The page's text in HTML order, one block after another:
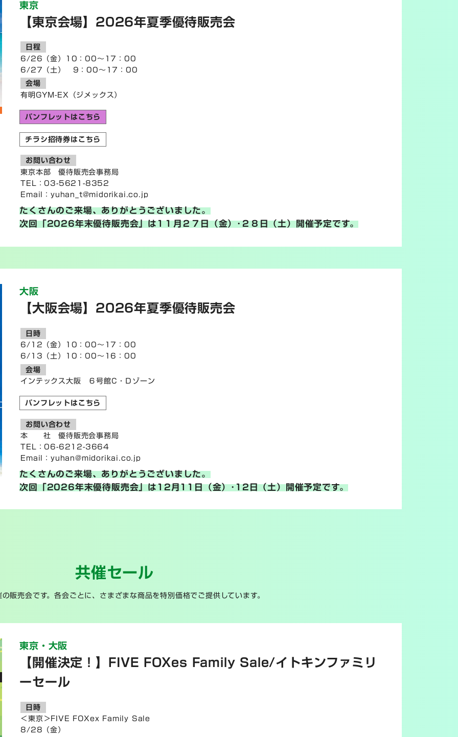
東京
【東京会場】2026年夏季優待販売会
日程
6/26（金）10：00～17：00
6/27（土） 9：00～17：00
会場
有明GYM-EX（ジメックス）
パンフレットはこちら
チラシ招待券はこちら
お問い合わせ
東京本部 優待販売会事務局
TEL：03-5621-8352
Email：yuhan_t@midorikai.co.jp
たくさんのご来場、ありがとうございました。
次回「2026年末優待販売会」は1１月２７日（金）･２８日（土）開催予定です。
大阪
【大阪会場】2026年夏季優待販売会
日時
6/12（金）10：00～17：00
6/13（土）10：00～16：00
会場
インテックス大阪 ６号館C・Ｄゾーン
パンフレットはこちら
お問い合わせ
本 社 優待販売会事務局
TEL：06-6212-3664
Email：yuhan@midorikai.co.jp
たくさんのご来場、ありがとうございました。
次回「2026年末優待販売会」は12月11日（金）･12日（土）開催予定です。
共催セール
販売会です。各会ごとに、さまざまな商品を特別価格でご提供しています。
東京・大阪
【開催決定！】FIVE FOXes Family Sale/イトキンファミリ
ーセール
日時
＜東京＞FIVE FOXex Family Sale
8/28（金）